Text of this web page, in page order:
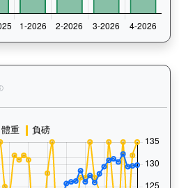
銀進（G266）— 馬匹體重與負磅走勢